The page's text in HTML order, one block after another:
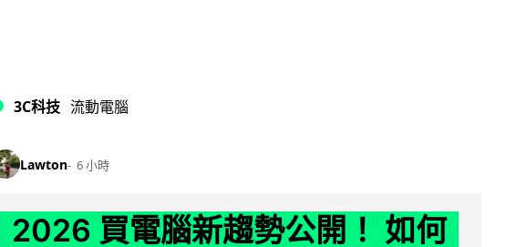
3C科技 流動電腦
Lawton 6 小時
2026 買電腦新趨勢公開！ 如何